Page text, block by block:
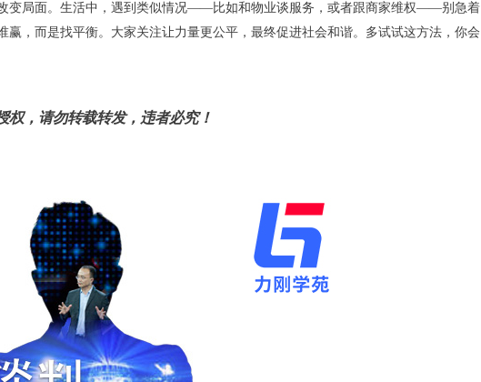
变局面。生活中，遇到类似情况——比如和物业谈服务，或者跟商家维权——别急着
赢，而是找平衡。大家关注让力量更公平，最终促进社会和谐。多试试这方法，你会
权，请勿转载转发，违者必究！